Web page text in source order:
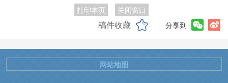
打印本页 关闭窗口
稿件收藏 分享到
网站地图